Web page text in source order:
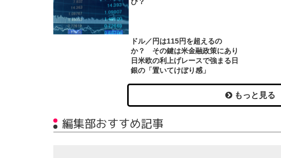
び？
ドル／円は115円を超えるの
か？ その鍵は米金融政策にあり
日米欧の利上げレースで強まる日
銀の「置いてけぼり感」
もっと見る
編集部おすすめ記事